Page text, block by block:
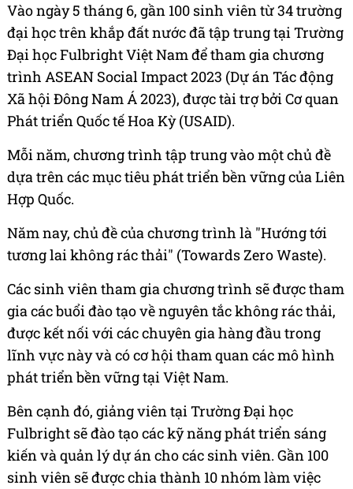
Vào ngày 5 tháng 6, gần 100 sinh viên từ 34 trường
đại học trên khắp đất nước đã tập trung tại Trường
Đại học Fulbright Việt Nam để tham gia chương
trình ASEAN Social Impact 2023 (Dự án Tác động
Xã hội Đông Nam Á 2023), được tài trợ bởi Cơ quan
Phát triển Quốc tế Hoa Kỳ (USAID).
Mỗi năm, chương trình tập trung vào một chủ đề
dựa trên các mục tiêu phát triển bền vững của Liên
Hợp Quốc.
Năm nay, chủ đề của chương trình là "Hướng tới
tương lai không rác thải" (Towards Zero Waste).
Các sinh viên tham gia chương trình sẽ được tham
gia các buổi đào tạo về nguyên tắc không rác thải,
được kết nối với các chuyên gia hàng đầu trong
lĩnh vực này và có cơ hội tham quan các mô hình
phát triển bền vững tại Việt Nam.
Bên cạnh đó, giảng viên tại Trường Đại học
Fulbright sẽ đào tạo các kỹ năng phát triển sáng
kiến và quản lý dự án cho các sinh viên. Gần 100
sinh viên sẽ được chia thành 10 nhóm làm việc